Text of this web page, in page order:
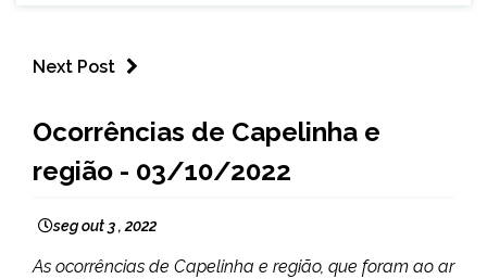
Next Post
NOTÍCIAS
Ocorrências de Capelinha e
região - 03/10/2022
seg out 3 , 2022
As ocorrências de Capelinha e região, que foram ao ar